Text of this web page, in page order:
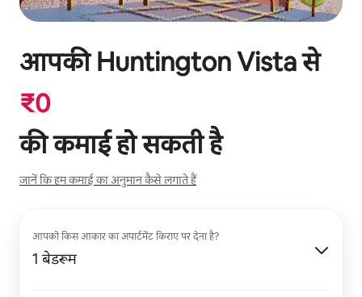
आपकीHuntington Vistaसे
₹0
की कमाई हो सकती है
जानें कि हम कमाई का अनुमान कैसे लगाते हैं
आपको किस आकार का अपार्टमेंट किराए पर देना है?
1 बेडरूम